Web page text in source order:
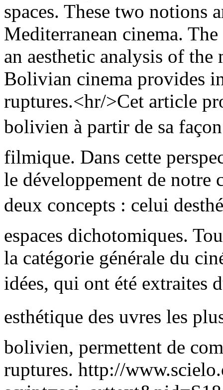
spaces. These two notions
Mediterranean cinema.
an aesthetic analysis of
Bolivian cinema provides
ruptures.<hr/>Cet article
bolivien à partir de sa façon
filmique. Dans cette
le développement de notre
deux concepts : celui
espaces dichotomiques.
la catégorie générale du
idées, qui ont été extraites
esthétique des uvres les
bolivien, permettent de
ruptures. http://